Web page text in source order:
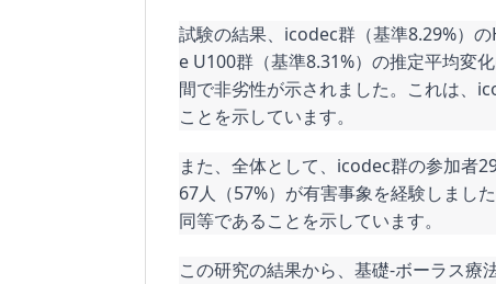
試験の結果、icodec群（基準8.29%）
e U100群（基準8.31%）の推定平均変
間で非劣性が示されました。これは、
ことを示しています。
また、全体として、icodec群の参加者
67人（57%）が有害事象を経験しまし
同等であることを示しています。
この研究の結果から、基礎-ボーラス療